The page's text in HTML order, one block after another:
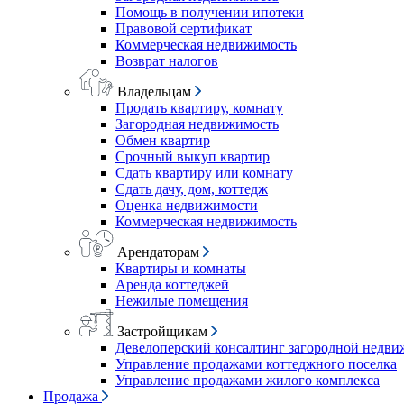
Помощь в получении ипотеки
Правовой сертификат
Коммерческая недвижимость
Возврат налогов
Владельцам
Продать квартиру, комнату
Загородная недвижимость
Обмен квартир
Срочный выкуп квартир
Сдать квартиру или комнату
Сдать дачу, дом, коттедж
Оценка недвижимости
Коммерческая недвижимость
Арендаторам
Квартиры и комнаты
Аренда коттеджей
Нежилые помещения
Застройщикам
Девелоперский консалтинг загородной
Управление продажами коттеджного поселка
Управление продажами жилого комплекса
Продажа